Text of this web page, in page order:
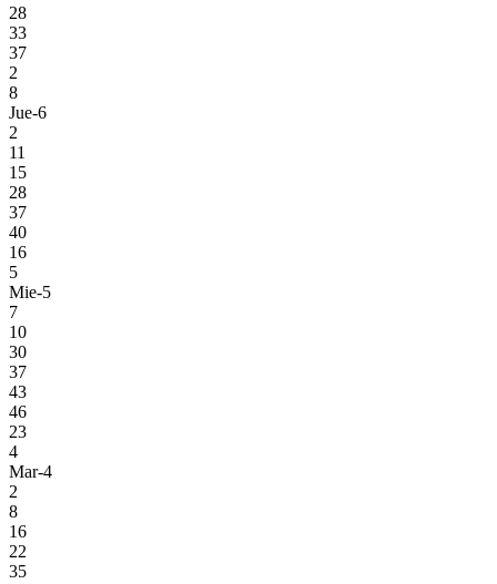
28
33
37
2
8
Jue-6
2
11
15
28
37
40
16
5
Mie-5
7
10
30
37
43
46
23
4
Mar-4
2
8
16
22
35